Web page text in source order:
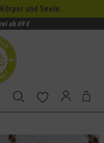
und Seele.
ab 69 €